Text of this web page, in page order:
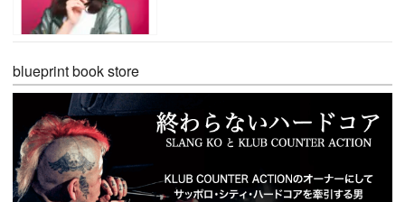
blueprint book store